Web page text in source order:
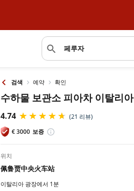
검색 예약 확인
수하물 보관소 피아차 이탈리아
4.74
(21 리뷰)
€3000 보증
위치
佩鲁贾中央火车站
이탈리아 광장에서 1분